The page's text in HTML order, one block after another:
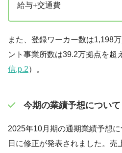
給与+交通費
また、登録ワーカー数は1,198
ント事業所数は39.2万拠点を超
信,p.2）。
今期の業績予想について
2025年10月期の通期業績予想
日に修正が発表されました。売